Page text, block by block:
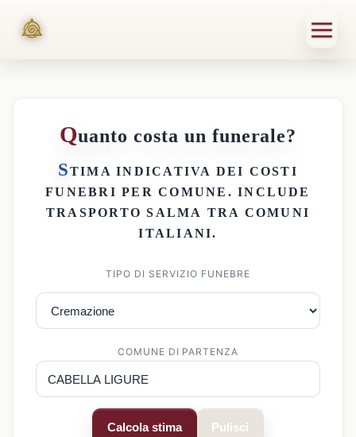
Quanto costa un funerale?
STIMA INDICATIVA DEI COSTI
FUNEBRI PER COMUNE . INCLUDE
TRASPORTO SALMA TRA COMUNI
ITALIANI.
TIPO DI SERVIZIO FUNEBRE
COMUNE DI PARTENZA
Calcola stima Pulisci